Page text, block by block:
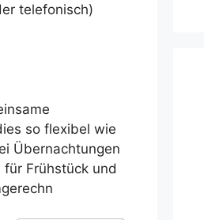
telefonisch)
so flexibel wie
Übernachtungen
Frühstück und